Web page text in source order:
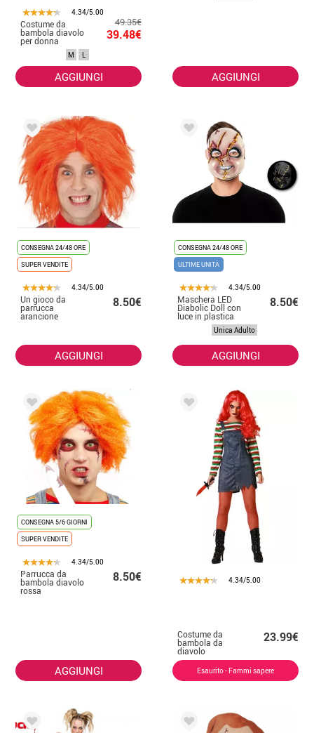
4.34/5.00
Costume da
bambola diavolo
per donna
49.35€
39.48€
M L
AGGIUNGI AGGIUNGI
CONSEGNA 24/48 ORE
SUPER VENDITE
4.34/5.00
Un gioco da
parrucca
arancione
8.50€
AGGIUNGI
CONSEGNA 24/48 ORE
ULTIME UNITÀ
4.34/5.00
Maschera LED
Diabolic Doll con
luce in plastica
8.50€
Unica Adulto
AGGIUNGI
CONSEGNA 5/6 GIORNI
SUPER VENDITE
4.34/5.00
Parrucca da
bambola diavolo
rossa
8.50€
AGGIUNGI
4.34/5.00
Costume da
bambola da
diavolo
multicolore per
donna
23.99€
Esaurito - Fammi sapere